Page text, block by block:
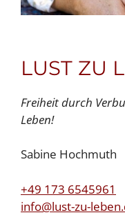
LUST ZU
Freiheit durch
Leben!
Sabine Hochmuth
+49 173 6545961
info@lust-zu-